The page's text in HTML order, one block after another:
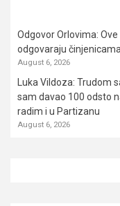
Odgovor Orlovima:
odgovaraju činjenicama
August 6, 2026
Luka Vildoza: Trudom
sam davao 100 odsto
radim i u Partizanu
August 6, 2026